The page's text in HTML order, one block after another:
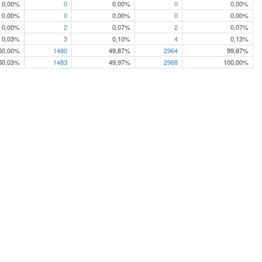
0,00% 0 0,00% 0
0,00%
0,00% 0 0,00% 0
0,00%
0,00% 2 0,07% 2
0,07%
0,03% 3 0,10% 4
0,13%
1480 49,87% 2964
99,87%
1483 49,97% 2968 100,00%